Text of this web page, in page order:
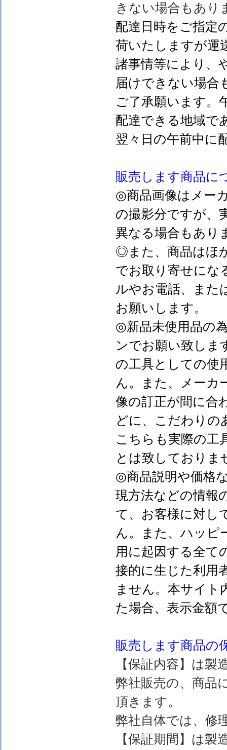
きない場合もあり
配達日時をご指定
荷いたしますが運
諸事情等により、
届けできない場合
ご了承願います。
配達できる地域で
翌々日の午前中に
販売します商品に
◎商品画像はメー
の撮影分ですが、
異なる場合もあり
◎また、商品はほ
でお取り寄せにな
ルやお電話、また
お願いします。
◎新品未使用品の
ンでお願い致しま
の工具としての使
ん。また、メーカ
像の訂正が間に合
どに、こだわりの
こちらも実際の工
とは致しておりま
◎商品説明や価格
現方法などの情報
て、お客様に対し
ん。また、ハッピ
用に起因する全て
接的に生じた利用
ません。本サイト
た場合、表示金
販売します商品の
【保証内容】は
弊社販売の、商品
頂きます。
弊社自体では、修
【保証期間】は